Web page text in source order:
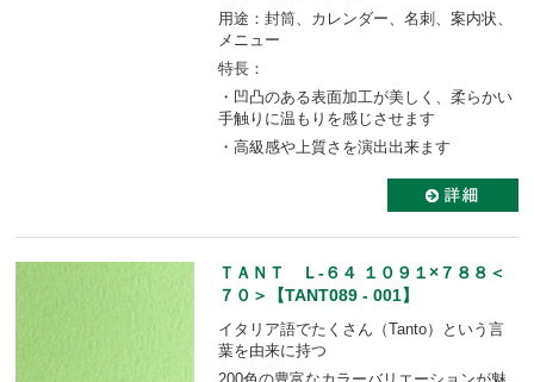
用途：封筒、カレンダー、名刺、案内状、
メニュー
特長：
・凹凸のある表面加工が美しく、柔らかい
手触りに温もりを感じさせます
・高級感や上質さを演出出来ます
ＴＡＮＴ Ｌ-６４ １０９１×７８８＜
７０＞【TANT089 - 001】
イタリア語でたくさん（Tanto）という言
葉を由来に持つ